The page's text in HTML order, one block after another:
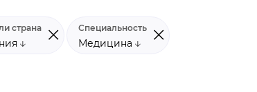
страна Специальность
Медицина